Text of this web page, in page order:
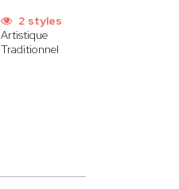
2 styles
Artistique
Traditionnel